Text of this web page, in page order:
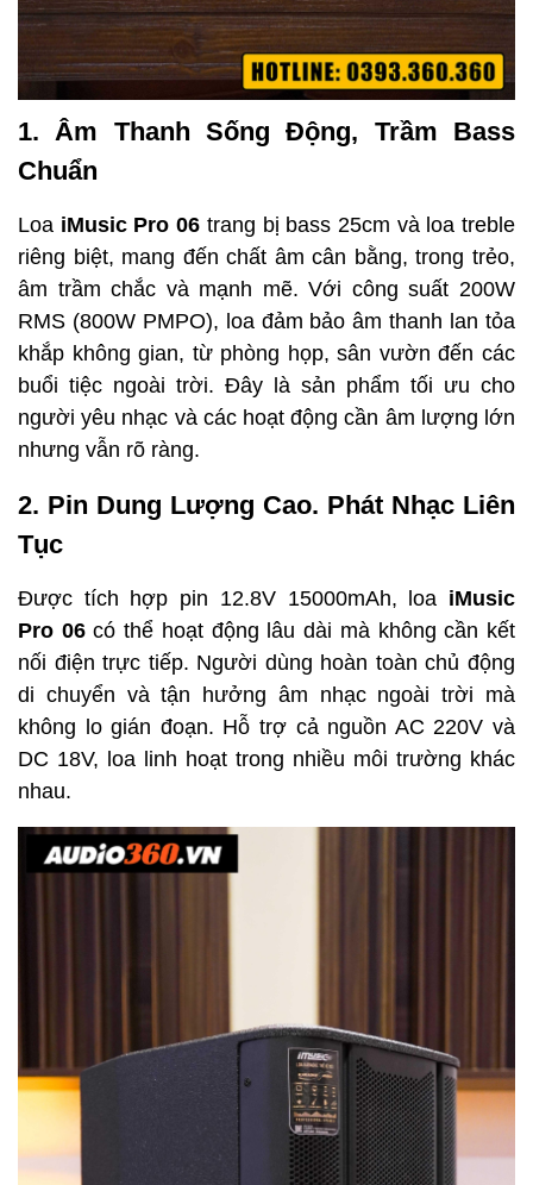
1. Âm Thanh Sống Động, Trầm Bass
Chuẩn
Loa iMusic Pro 06 trang bị bass 25cm và loa treble
riêng biệt, mang đến chất âm cân bằng, trong trẻo,
âm trầm chắc và mạnh mẽ. Với công suất 200W
RMS (800W PMPO), loa đảm bảo âm thanh lan tỏa
khắp không gian, từ phòng họp, sân vườn đến các
buổi tiệc ngoài trời. Đây là sản phẩm tối ưu cho
người yêu nhạc và các hoạt động cần âm lượng lớn
nhưng vẫn rõ ràng.
2. Pin Dung Lượng Cao. Phát Nhạc Liên
Tục
Được tích hợp pin 12.8V 15000mAh, loa iMusic
Pro 06có thể hoạt động lâu dài mà không cần kết
nối điện trực tiếp. Người dùng hoàn toàn chủ động
di chuyển và tận hưởng âm nhạc ngoài trời mà
không lo gián đoạn. Hỗ trợ cả nguồn AC 220V và
DC 18V, loa linh hoạt trong nhiều môi trường khác
nhau.